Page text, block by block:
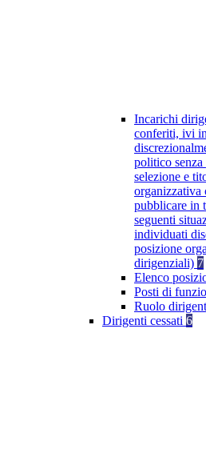
Incarichi
conferiti, ivi
politico
selezione e
organizzativa
pubblicare in
seguenti
individuati
posizione
dirigenziali) 7
Elenco
Posti di
Ruolo
Dirigenti cessati 6